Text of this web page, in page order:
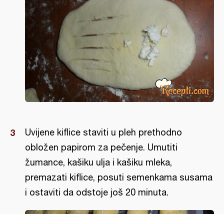
Uvijene kiflice staviti u pleh prethodno
obložen papirom za pečenje. Umutiti
žumance, kašiku ulja i kašiku mleka,
premazati kiflice, posuti semenkama susama
i ostaviti da odstoje još 20 minuta.